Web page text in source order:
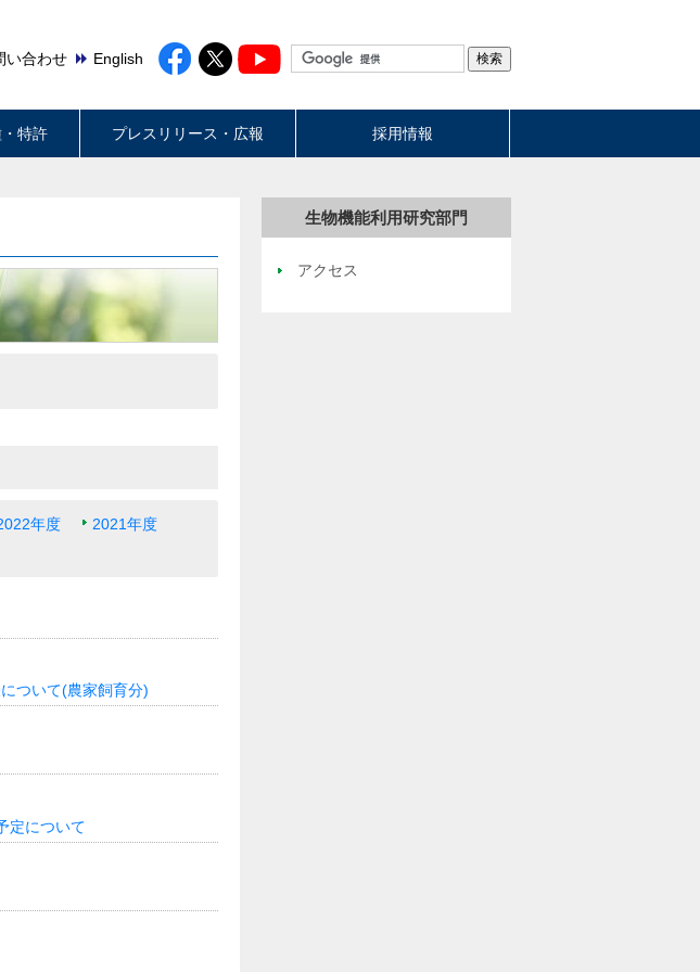
い合わせ English
特許 プレスリリース・広報 採用情報
年度
2021年度
ついて(農家飼育分)
定について
生物機能利用研究部門
アクセス